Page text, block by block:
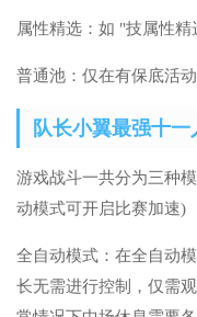
属性精选：如 "技属性
普通池：仅在有保底活
队长小翼最强十
游戏战斗一共分为三种
动模式可开启比赛加速)
全自动模式：在全自动
长无需进行控制，仅需